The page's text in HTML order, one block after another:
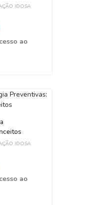
IDOSA
ao
IDOSA
ao